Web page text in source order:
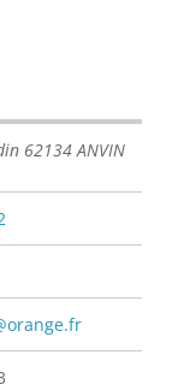
62134 ANVIN